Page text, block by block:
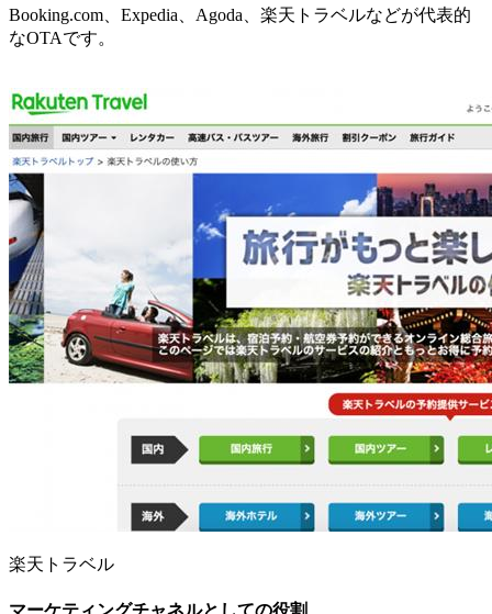
Booking.com、Expedia、Agoda、楽天トラベルなどが代表的
なOTAです。
楽天トラベル